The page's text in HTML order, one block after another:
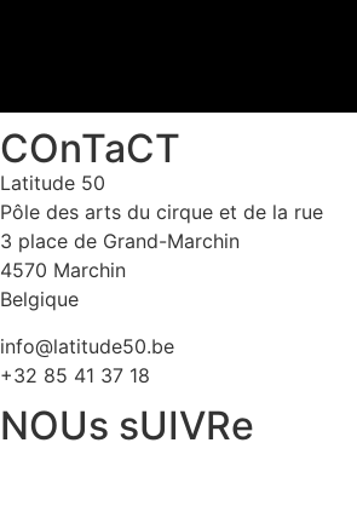
COnTaCT
Latitude 50
Pôle des arts du cirque et de la rue
3 place de Grand-Marchin
4570 Marchin
Belgique
info@latitude50.be
+32 85 41 37 18
NOUs sUIVRe